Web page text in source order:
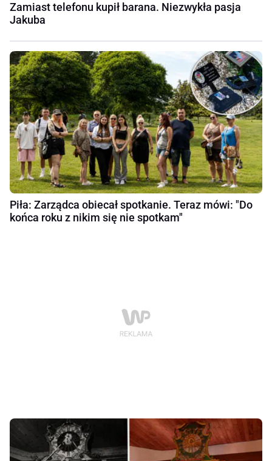
Zamiast telefonu kupił barana. Niezwykła pasja
Jakuba
Piła: Zarządca obiecał spotkanie. Teraz mówi: "Do
końca roku z nikim się nie spotkam"